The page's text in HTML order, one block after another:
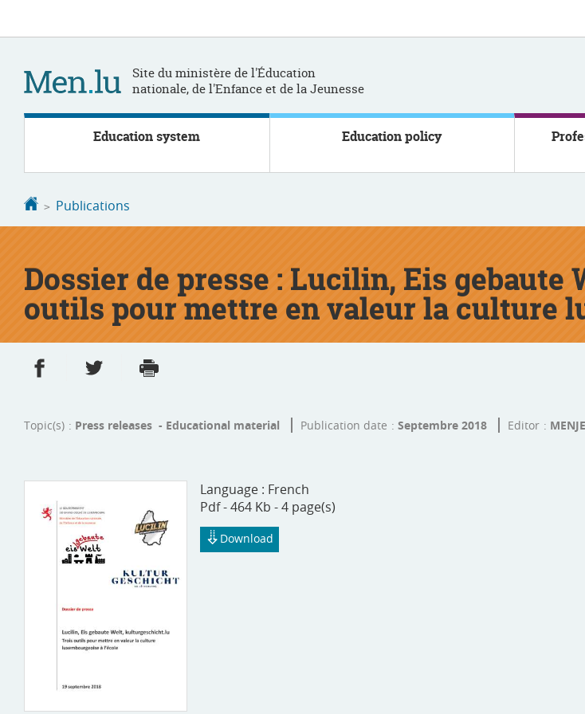
Site du ministère de l'Éducation
nationale, de l'Enfance et de la Jeunesse
Education system Education policy
Homepage
Publications
Dossier de presse : Lucilin, Eis
outils pour mettre en valeur la culture
Share on Facebook
Share on Twitter
Topic(s) Press releases - Educational material Publication date Septembre 2018 Editor MENJE
Language : French
Pdf - 464 Kb - 4 page(s)
Download